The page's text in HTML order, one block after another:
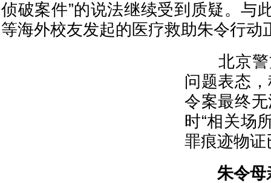
侦破案件”的说法继续受到质疑。与
等海外校友发起的医疗救助朱令行动
北京警
问题表态
令案最终
时“相关场
罪痕迹物证
朱令母